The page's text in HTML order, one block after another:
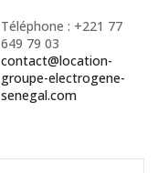
Téléphone : +221 77
649 79 03
contact@location-
groupe-electrogene-
senegal.com